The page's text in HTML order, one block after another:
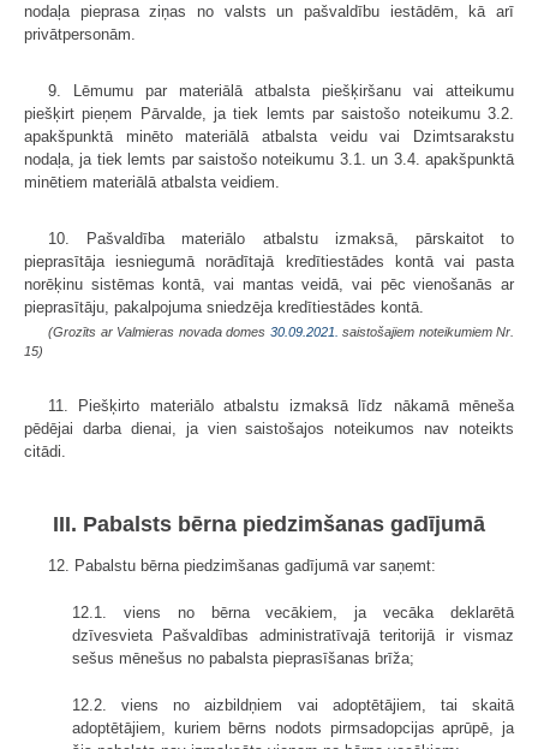
nodaļa pieprasa ziņas no valsts un pašvaldību iestādēm, kā arī
privātpersonām.
9. Lēmumu par materiālā atbalsta piešķiršanu vai atteikumu
piešķirt pieņem Pārvalde, ja tiek lemts par saistošo noteikumu 3.2.
apakšpunktā minēto materiālā atbalsta veidu vai Dzimtsarakstu
nodaļa, ja tiek lemts par saistošo noteikumu 3.1. un 3.4. apakšpunktā
minētiem materiālā atbalsta veidiem.
10. Pašvaldība materiālo atbalstu izmaksā, pārskaitot to
pieprasītāja iesniegumā norādītajā kredītiestādes kontā vai pasta
norēķinu sistēmas kontā, vai mantas veidā, vai pēc vienošanās ar
pieprasītāju, pakalpojuma sniedzēja kredītiestādes kontā.
(Grozīts ar Valmieras novada domes 30.09.2021. saistošajiem noteikumiem Nr.
15)
11. Piešķirto materiālo atbalstu izmaksā līdz nākamā mēneša
pēdējai darba dienai, ja vien saistošajos noteikumos nav noteikts
citādi.
III. Pabalsts bērna piedzimšanas gadījumā
12. Pabalstu bērna piedzimšanas gadījumā var saņemt:
12.1. viens no bērna vecākiem, ja vecāka deklarētā
dzīvesvieta Pašvaldības administratīvajā teritorijā ir vismaz
sešus mēnešus no pabalsta pieprasīšanas brīža;
12.2. viens no aizbildņiem vai adoptētājiem, tai skaitā
adoptētājiem, kuriem bērns nodots pirmsadopcijas aprūpē, ja